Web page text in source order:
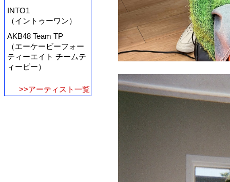
INTO1
（イントゥーワン）
AKB48 Team TP
（エーケービーフォー
ティーエイト チームテ
ィーピー）
>>アーティスト一覧